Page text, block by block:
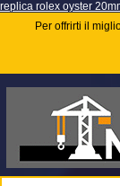
replica rolex oyster
Per offrirti il